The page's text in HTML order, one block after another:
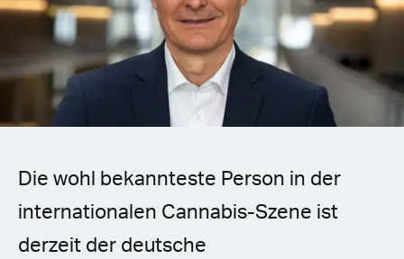
French
Italian
Czech
Die wohl bekannteste Person in der
internationalen Cannabis-Szene ist
derzeit der deutsche